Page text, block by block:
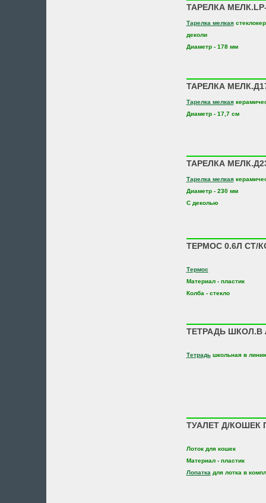
ТАРЕЛКА МЕЛК.LP-
Тарелка мелкая
деколи
Диаметр - 178 мм
ТАРЕЛКА
Тарелка мелкая
Диаметр - 17,7 см
ТАРЕЛКА
Тарелка мелкая
Диаметр - 230 мм
С деколью
ТЕРМОС 0.6Л СТ/
Термос
Материал - пластик
Колба - стекло
ТЕТРАДЬ ШКОЛ.В
Тетрадьшкольная в
ТУАЛЕТ Д/КОШЕК
Лоток для кошек
Материал - пластик
Лопатка для лотка в